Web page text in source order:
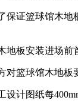
篮球馆木地板
安装进场前首
球馆木地板
图纸每